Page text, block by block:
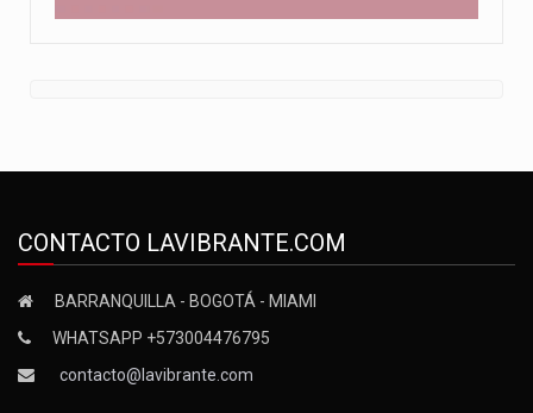
CONTACTO LAVIBRANTE.COM
BARRANQUILLA - BOGOTÁ - MIAMI
WHATSAPP +573004476795
contacto@lavibrante.com